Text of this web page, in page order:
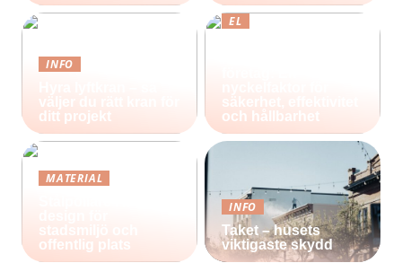
INFO
väljer du rätt kran för
ditt projekt
EL
säkerhet, effektivitet
och hållbarhet
MATERIAL
stadsmiljö och
offentlig plats
INFO
Taket – husets
viktigaste skydd